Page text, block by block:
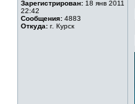
Зарегистрирован: 18 янв 2011
22:42
Сообщения: 4883
Откуда: г. Курск